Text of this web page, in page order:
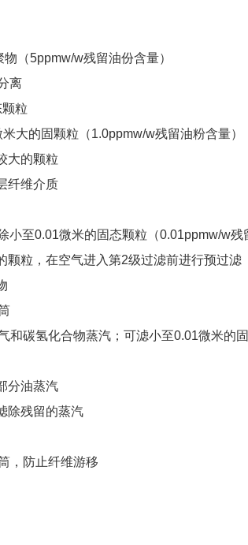
（5ppmw/w残留油份含量）
离
粒
大的固颗粒（1.0ppmw/w残留油粉含量）
大的颗粒
纤维介质
至0.01微米的固态颗粒（0.01ppmw/w残
颗粒，在空气进入第2级过滤前进行预过滤
和碳氢化合物蒸汽；可滤小至0.01微米的
分油蒸汽
除残留的蒸汽
，防止纤维游移